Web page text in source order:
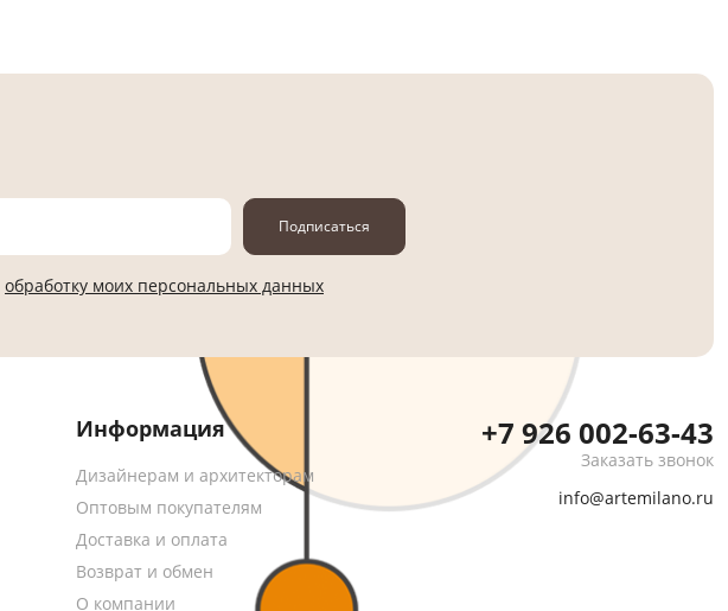
Подписаться
обработку моих персональных данных
Информация
Дизайнерам и архитекторам
Оптовым покупателям
Доставка и оплата
Возврат и обмен
О компании
+7 926 002-63-43
Заказать звонок
info@artemilano.ru